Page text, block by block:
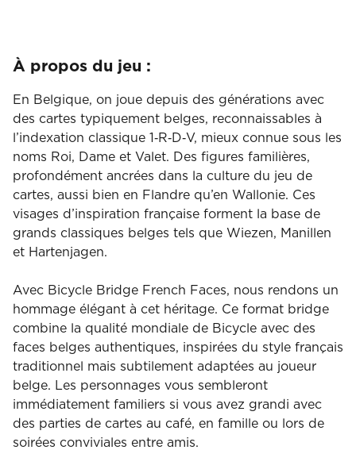
Pack
À propos du jeu :
En Belgique, on joue depuis des générations avec
des cartes typiquement belges, reconnaissables à
l’indexation classique 1‑R‑D‑V, mieux connue sous les
noms Roi, Dame et Valet. Des figures familières,
profondément ancrées dans la culture du jeu de
cartes, aussi bien en Flandre qu’en Wallonie. Ces
visages d’inspiration française forment la base de
grands classiques belges tels que Wiezen, Manillen
et Hartenjagen.
Avec Bicycle Bridge French Faces, nous rendons un
hommage élégant à cet héritage. Ce format bridge
combine la qualité mondiale de Bicycle avec des
faces belges authentiques, inspirées du style français
traditionnel mais subtilement adaptées au joueur
belge. Les personnages vous sembleront
immédiatement familiers si vous avez grandi avec
des parties de cartes au café, en famille ou lors de
soirées conviviales entre amis.